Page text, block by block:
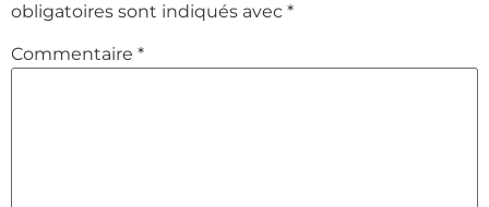
obligatoires sont indiqués avec *
Commentaire *